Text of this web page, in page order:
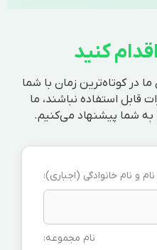
کنید
ما در کوتاه‌ترین زمان با شما
قابل استفاده نباشند، ما
به شما پیشنهاد می‌کنیم.
نام و نام خانوادگی (اجباری):
نام مجموعه: